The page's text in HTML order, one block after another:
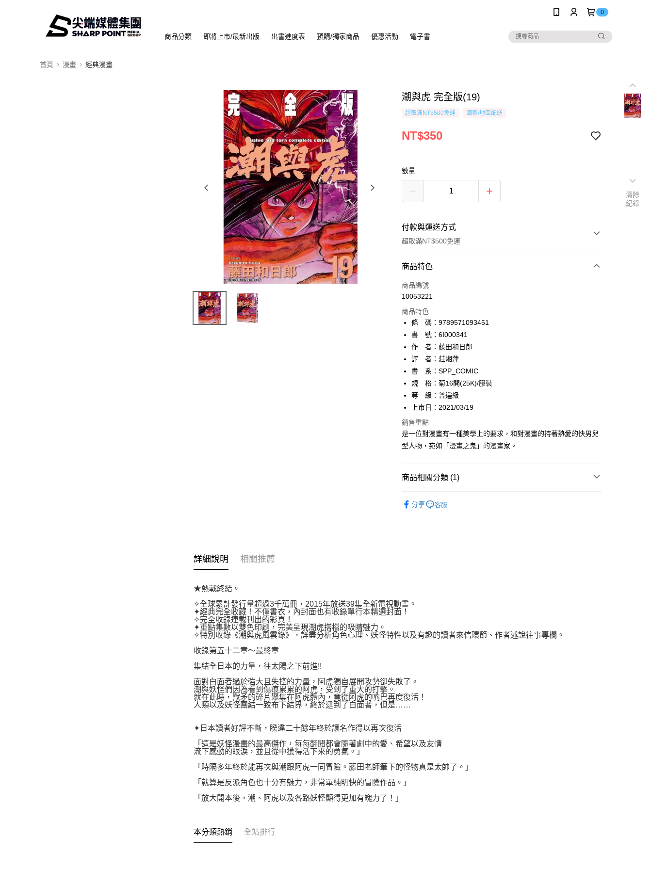
0
商品分類 即將上市/最新出版 出書進度表 預購/獨家商品 優惠活動 電子書
首頁 漫畫 經典漫畫
潮與虎 完全版(19)
超取滿NT$500免運 國家/地區配送
NT$350
數量
付款與運送方式
超取滿NT$500免運
付款方式
信用卡一次付款
AFTEE先享後付
相關說明
AFTEE先享後付是「在收到商品之後才付款」的支付方式。 讓您購物簡單
便利好安心！
１．簡單：不需註冊會員、不需綁卡、不需儲值。
２．便利：只要手機號碼，簡訊認證，即可結帳。
３．安心：先確認商品／服務後，再付款。
１．於結帳方式選擇「AFTEE先享後付」後，將跳轉至「AFTEE先享後
付」結帳頁面，進行簡訊認證並確認金額後，即可完成結帳。
２．訂單成立數日內，您將收到繳費通知簡訊。
３．收到繳費通知簡訊後14天內，點擊此簡訊中的連結，可透過四大超商
／ATM／網路銀行／等多元方式進行付款，方視為交易完成。
※ 交易是否成功請以「AFTEE先享後付 」之結帳頁面顯示為準，若有關於
即時審查核予不同之上限額度；若仍有額度不足之情形，本公司將視審查
結果請求用戶進行身份認證。
動。
ATM付款
運送方式
全家取貨付款
每筆NT$80，滿NT$500(含以上)免運費
付款後全家取貨
每筆NT$80，滿NT$500(含以上)免運費
每筆NT$80，滿NT$500(含以上)免運費
每筆NT$80，滿NT$500(含以上)免運費
國家/地區配送
商品特色
商品編號
10053221
商品特色
條 碼：9789571093451
書 號：6I000341
作 者：藤田和日郎
譯 者：莊湘萍
書 系：SPP_COMIC
規 格：菊16開(25K)/膠裝
等 級：普遍級
上市日：2021/03/19
銷售重點
是一位對漫畫有一種美學上的要求，和對漫畫的持著熱愛的快男兒
型人物，宛如「漫畫之鬼」的漫畫家。
商品相關分類 (1)
分享
客服
詳細說明 相關推薦
★熱戰終結。
✧全球累計發行量超過3千萬冊，2015年放送39集全新電視動畫。
✦經典完全收藏！不僅書衣，內封面也有收錄單行本精選封面！
✧完全收錄連載刊出的彩頁！
✦重點集數以雙色印刷，完美呈現潮虎搭檔的吸睛魅力。
✧特別收錄《潮與虎風雲錄》，詳盡分析角色心理、妖怪特性以及有趣的讀者來信環節、作者述說往事專欄。
收錄第五十二章～最終章
集結全日本的力量，往太陽之下前進!!
面對白面者過於強大且失控的力量，阿虎獨自展開攻勢卻失敗了。
潮與妖怪們因為看到傷痕累累的阿虎，受到了重大的打擊。
就在此時，獸矛的碎片聚集在阿虎體內，竟從阿虎的嘴巴再度復活！
人類以及妖怪團結一致布下結界，終於逮到了白面者，但是……
✦日本讀者好評不斷，睽違二十餘年終於讓名作得以再次復活
「這是妖怪漫畫的最高傑作，每每翻閱都會隨著劇中的愛、希望以及友情
流下感動的眼淚，並且從中獲得活下來的勇氣。」
「時隔多年終於能再次與潮跟阿虎一同冒險。藤田老師筆下的怪物真是太帥了。」
「就算是反派角色也十分有魅力，非常單純明快的冒險作品。」
「放大開本後，潮、阿虎以及各路妖怪顯得更加有魄力了！」
本分類熱銷 全站排行
清除
紀錄